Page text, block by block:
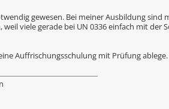
gewesen. Bei meiner Ausbildung sind
weil viele gerade bei UN 0336 einfach mit
Auffrischungsschulung mit Prüfung ablege.